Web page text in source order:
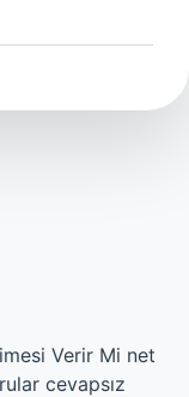
Verir Mi net
cevapsız